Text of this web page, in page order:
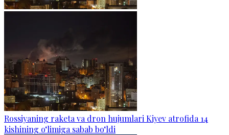
Rossiyaning raketa va dron hujumlari Kiyev atrofida 14
kishining o‘limiga sabab bo‘ldi